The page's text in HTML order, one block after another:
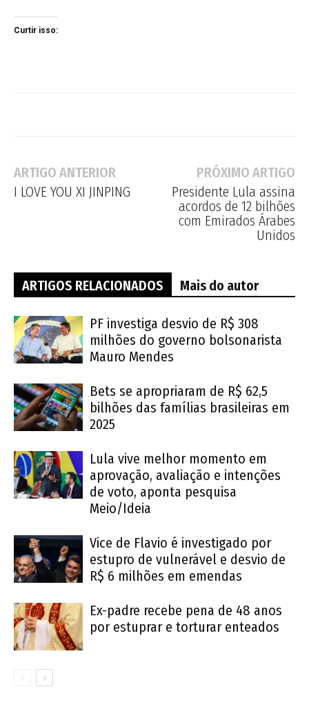
Curtir isso:
ARTIGO ANTERIOR
I LOVE YOU XI JINPING
PRÓXIMO ARTIGO
Presidente Lula assina
acordos de 12 bilhões
com Emirados Árabes
Unidos
ARTIGOS RELACIONADOS Mais do autor
PF investiga desvio de R$ 308
milhões do governo bolsonarista
Mauro Mendes
Bets se apropriaram de R$ 62,5
bilhões das famílias brasileiras em
2025
Lula vive melhor momento em
aprovação, avaliação e intenções
de voto, aponta pesquisa
Meio/Ideia
Vice de Flavio é investigado por
estupro de vulnerável e desvio de
R$ 6 milhões em emendas
Ex-padre recebe pena de 48 anos
por estuprar e torturar enteados